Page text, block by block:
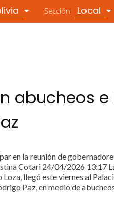
Sección: Local
abucheos
en la reunión de
Cotari 24/04/2026 13:17
llegó este viernes al
Paz, en medio de